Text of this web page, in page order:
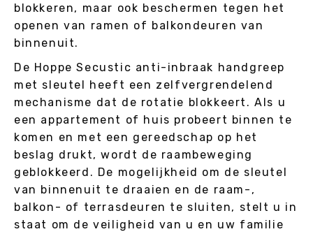
blokkeren, maar ook beschermen tegen het
openen van ramen of balkondeuren van
binnenuit.
De Hoppe Secustic anti-inbraak handgreep
met sleutel heeft een zelfvergrendelend
mechanisme dat de rotatie blokkeert. Als u
een appartement of huis probeert binnen te
komen en met een gereedschap op het
beslag drukt, wordt de raambeweging
geblokkeerd. De mogelijkheid om de sleutel
van binnenuit te draaien en de raam-,
balkon- of terrasdeuren te sluiten, stelt u in
staat om de veiligheid van u en uw familie